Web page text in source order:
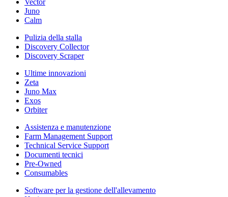
Juno
Calm
Pulizia della stalla
Discovery Collector
Discovery Scraper
Ultime innovazioni
Zeta
Juno Max
Exos
Orbiter
Assistenza e manutenzione
Farm Management Support
Technical Service Support
Documenti tecnici
Pre-Owned
Consumables
Software per la gestione dell'allevamento